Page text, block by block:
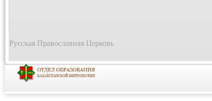
Русская Православная Церковь